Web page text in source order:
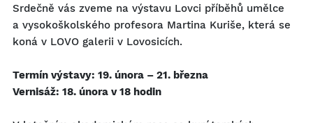
Srdečně vás zveme na výstavu Lovci příběhů umělce
a vysokoškolského profesora Martina Kuriše, která se
koná v LOVO galerii v Lovosicích.
Termín výstavy: 19. února – 21. března
Vernisáž: 18. února v 18 hodin